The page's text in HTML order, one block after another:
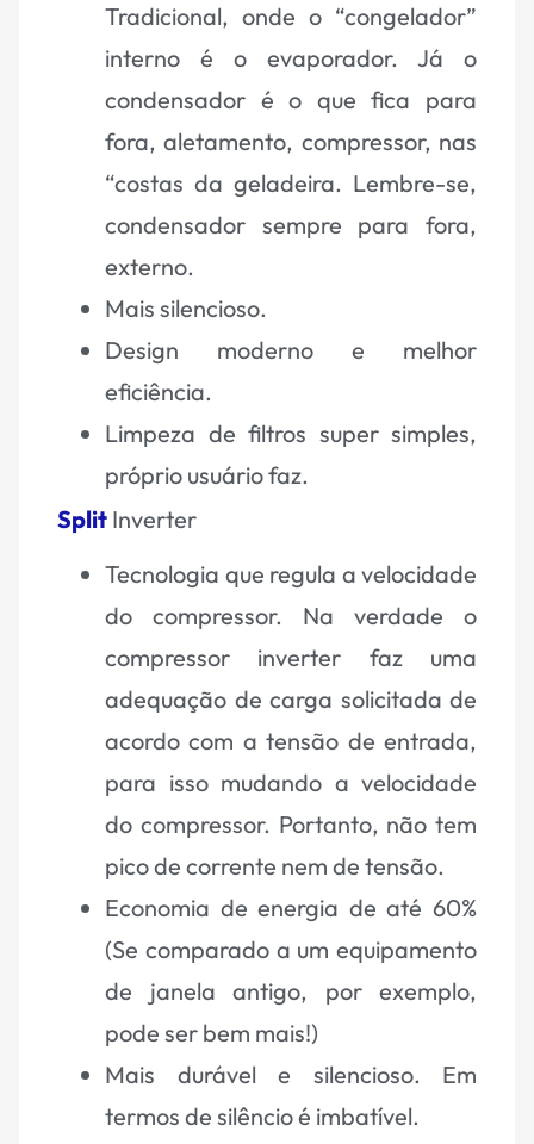
Tradicional, onde o “congelador”
interno é o evaporador. Já o
condensador é o que fica para
fora, aletamento, compressor, nas
“costas da geladeira. Lembre-se,
condensador sempre para fora,
externo.
Mais silencioso.
Design moderno e melhor
eficiência.
Limpeza de filtros super simples,
próprio usuário faz.
Split Inverter
Tecnologia que regula a velocidade
do compressor. Na verdade o
compressor inverter faz uma
adequação de carga solicitada de
acordo com a tensão de entrada,
para isso mudando a velocidade
do compressor. Portanto, não tem
pico de corrente nem de tensão.
Economia de energia de até 60%
(Se comparado a um equipamento
de janela antigo, por exemplo,
pode ser bem mais!)
Mais durável e silencioso. Em
termos de silêncio é imbatível.